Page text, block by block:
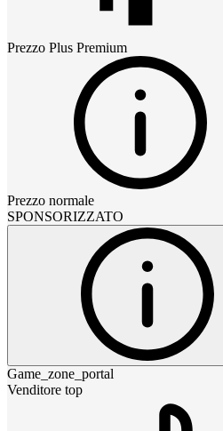
Prezzo Plus Premium
Prezzo normale
SPONSORIZZATO
Game_zone_portal
Venditore top